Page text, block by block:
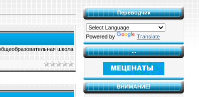
школа
Переводчик
Powered by Translate
...
ВНИМАНИЕ!